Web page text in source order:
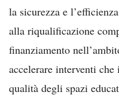
la sicurezza e
alla riqualificazione
finanziamento
accelerare interventi
qualità degli spazi